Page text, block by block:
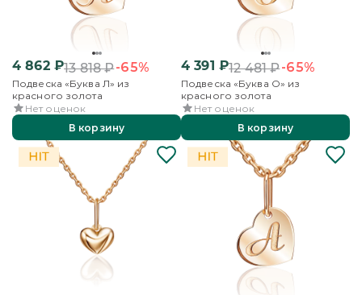
4 862₽13 818₽-65%
Подвеска «Буква Л» из
красного золота
Нет оценок
В корзину
4 391 ₽12 481₽-65%
Подвеска «Буква О» из
красного золота
Нет оценок
В корзину